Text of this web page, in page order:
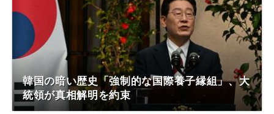
韓国の暗い歴史「強制的な国際養子縁組」、大
統領が真相解明を約束